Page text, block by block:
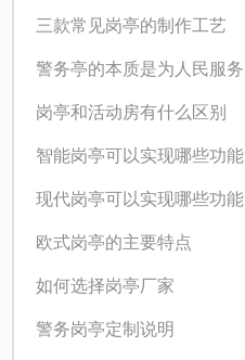
三款常见岗亭的制作工艺
警务亭的本质是为人民服务
岗亭和活动房有什么区别
智能岗亭可以实现哪些功能
现代岗亭可以实现哪些功能
欧式岗亭的主要特点
如何选择岗亭厂家
警务岗亭定制说明